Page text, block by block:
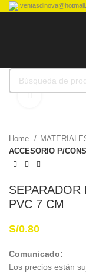
Haga Click
Home
ACCESORIO P/
PVC 7 CM
S/0.80
Comunicado:
Los precios están